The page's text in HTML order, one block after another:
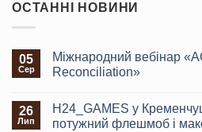
ОСТАННІ НОВИНИ
05
Сер
Міжнародний вебінар
Reconciliation»
26
Лип
H24_GAMES у
потужний флешмоб і